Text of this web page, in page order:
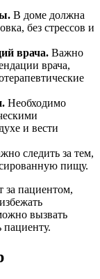
В доме должна
без стрессов и
врача. Важно
врача,
Необходимо
и вести
следить за тем,
пищу.
за пациентом,
вызвать